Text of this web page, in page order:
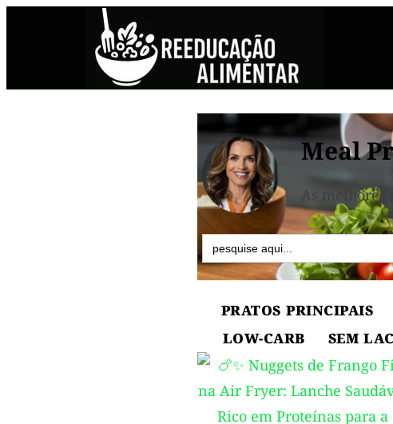
Meal
As melhores
Search
for:
PRATOS PRINCIPAIS
LOW-CARB
SEM